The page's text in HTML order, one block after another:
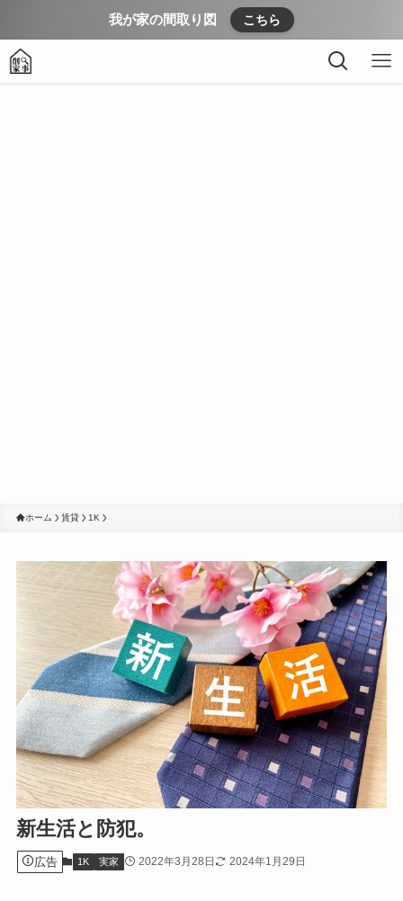
我が家の間取り図 こちら
ホーム 賃貸 1K
新生活と防犯。
広告 1K 実家 2022年3月28日 2024年1月29日